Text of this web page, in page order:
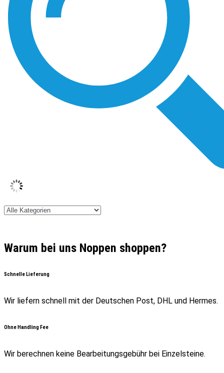
Warum bei uns Noppen shoppen?
Schnelle Lieferung
Wir liefern schnell mit der Deutschen Post, DHL und Hermes.
Ohne Handling Fee
Wir berechnen keine Bearbeitungsgebühr bei Einzelsteine.